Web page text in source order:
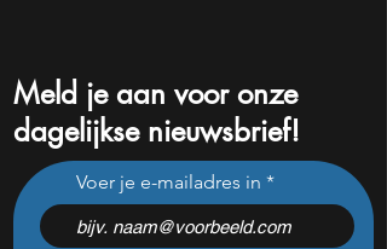
Dit is waarom Airbnb
aandelen flink dalen
Meld je aan voor onze
dagelijkse nieuwsbrief!
Voer je e-mailadres in